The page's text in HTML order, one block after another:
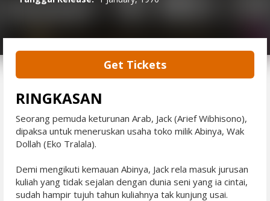
Get Tickets
RINGKASAN
Seorang pemuda keturunan Arab, Jack (Arief Wibhisono),
dipaksa untuk meneruskan usaha toko milik Abinya, Wak
Dollah (Eko Tralala).
Demi mengikuti kemauan Abinya, Jack rela masuk jurusan
kuliah yang tidak sejalan dengan dunia seni yang ia cintai,
sudah hampir tujuh tahun kuliahnya tak kunjung usai.